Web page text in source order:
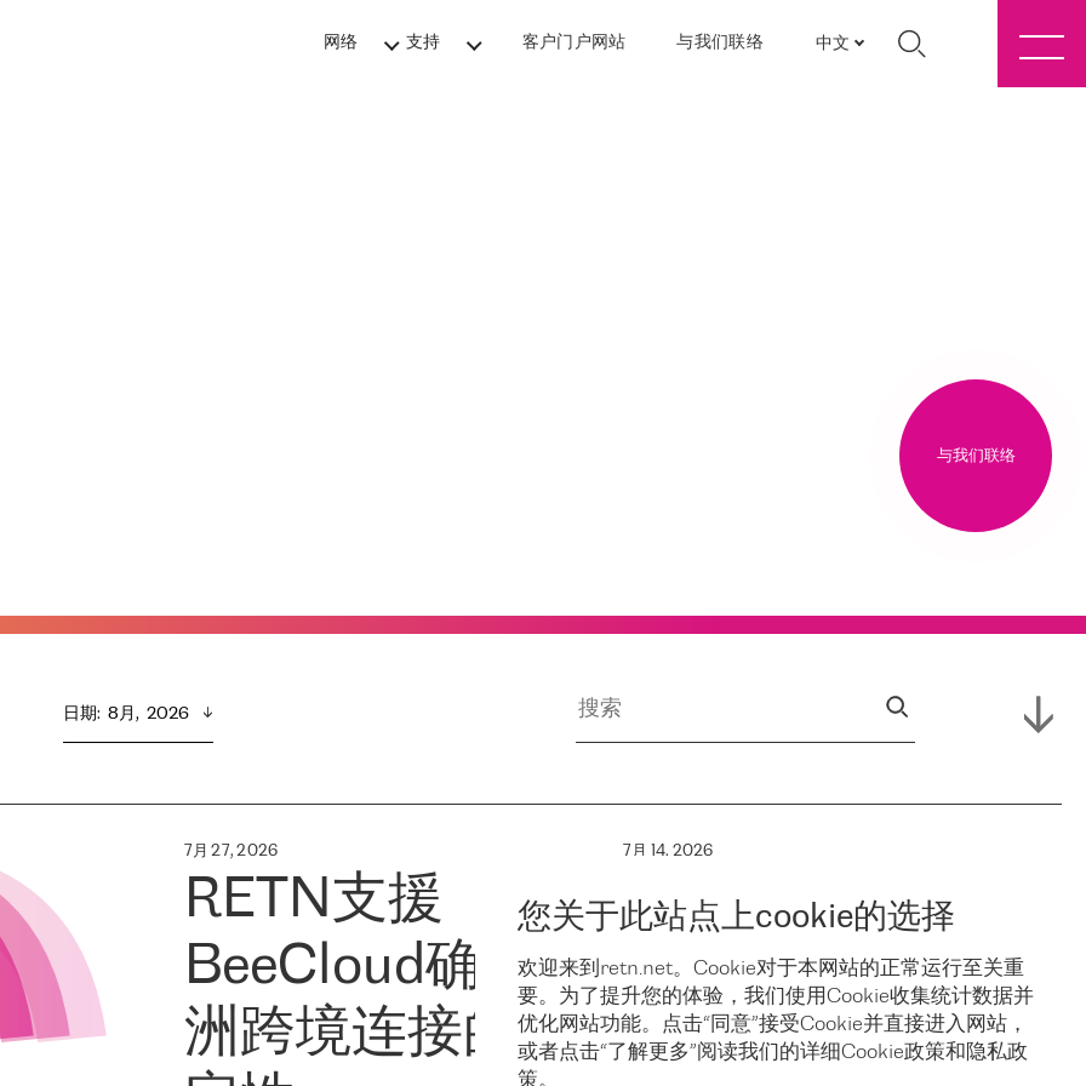
网络 支持 客户门户网站 与我们联络 中文
您关于此站点上cookie的选择
欢迎来到retn.net。Cookie对于本网站的正常运行至关重
要。为了提升您的体验，我们使用Cookie收集统计数据并
优化网站功能。点击“同意”接受Cookie并直接进入网站，
或者点击“了解更多”阅读我们的详细Cookie政策和隐私政
策。
与我们联络
日期: 8月,  2026
7月 27, 2026
RETN支援
BeeCloud确保亚
洲跨境连接的稳
7月 14, 2026
RETN 支援
Campus,
Hofnetz &